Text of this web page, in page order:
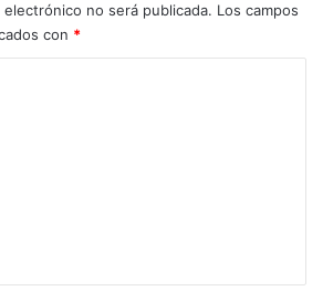
no será publicada. Los campos
con *